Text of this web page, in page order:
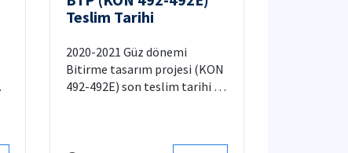
Teslim Tarihi
2020-2021 Güz dönemi
Bitirme tasarım projesi (KON
492-492E) son teslim tarihi 1